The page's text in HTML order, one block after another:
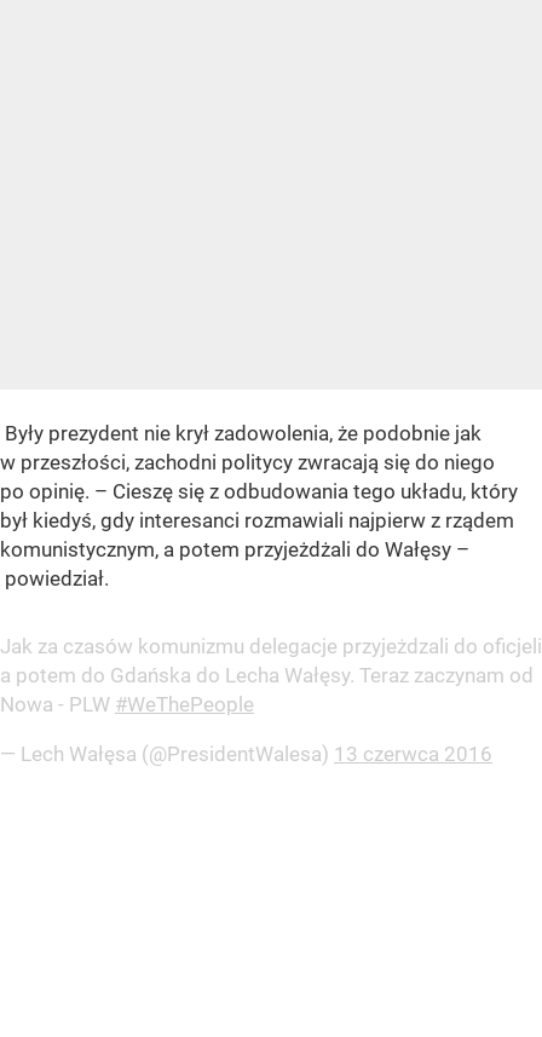
Były prezydent nie krył zadowolenia, że podobnie jak
w przeszłości, zachodni politycy zwracają się do niego
po opinię. – Cieszę się z odbudowania tego układu, który
był kiedyś, gdy interesanci rozmawiali najpierw z rządem
komunistycznym, a potem przyjeżdżali do Wałęsy –
powiedział.
Jak za czasów komunizmu delegacje przyjeżdzali do oficjeli
a potem do Gdańska do Lecha Wałęsy. Teraz zaczynam od
Nowa - PLW #WeThePeople
— Lech Wałęsa (@PresidentWalesa) 13 czerwca 2016